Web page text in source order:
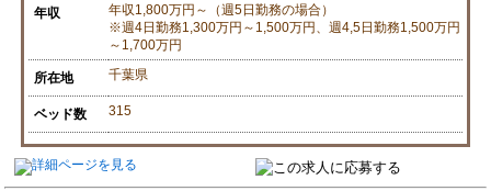
年収
年収1,800万円～（週5日勤務の場合）
※週4日勤務1,300万円～1,500万円、週4,5日勤務1,500万円
～1,700万円
所在地 千葉県
ベッド数 315